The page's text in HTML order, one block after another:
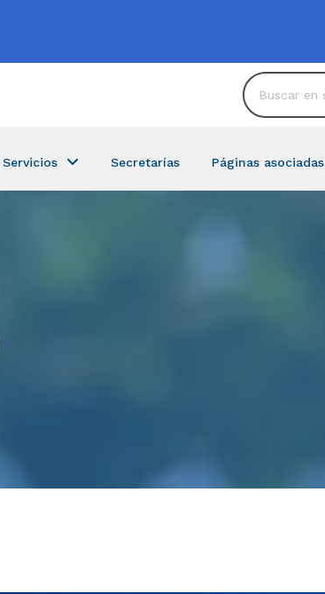
Servicios Secretarías Páginas asociadas